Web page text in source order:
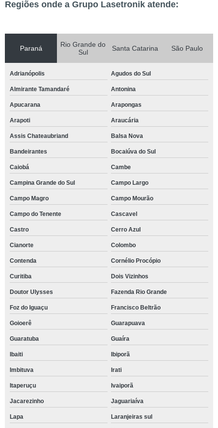
Regiões onde a Grupo Lasetronik atende:
Paraná
Rio Grande do
Sul
Santa Catarina São Paulo
Adrianópolis Agudos do Sul
Almirante Tamandaré Antonina
Apucarana Arapongas
Arapoti Araucária
Assis Chateaubriand Balsa Nova
Bandeirantes Bocaiúva do Sul
Caiobá Cambe
Campina Grande do Sul Campo Largo
Campo Magro Campo Mourão
Campo do Tenente Cascavel
Castro Cerro Azul
Cianorte Colombo
Contenda Cornélio Procópio
Curitiba Dois Vizinhos
Doutor Ulysses Fazenda Rio Grande
Foz do Iguaçu Francisco Beltrão
Goioerê Guarapuava
Guaratuba Guaíra
Ibaiti Ibiporã
Imbituva Irati
Itaperuçu Ivaiporã
Jacarezinho Jaguariaíva
Lapa Laranjeiras sul